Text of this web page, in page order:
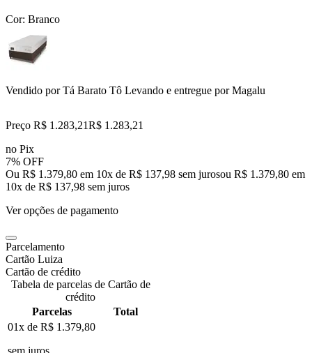
Cor: Branco
Vendido porTá Barato Tô Levando e entregue por Magalu
Preço R$ 1.283,21R$ 1.283,21
no Pix
7% OFF
Ou R$ 1.379,80 em 10x de R$ 137,98 sem jurosou R$ 1.379,80 em
10x de R$ 137,98 sem juros
Ver opções de pagamento
Parcelamento
Cartão Luiza
Cartão de crédito
Tabela de parcelas de Cartão de
crédito
Parcelas
Total
01x de R$ 1.379,80